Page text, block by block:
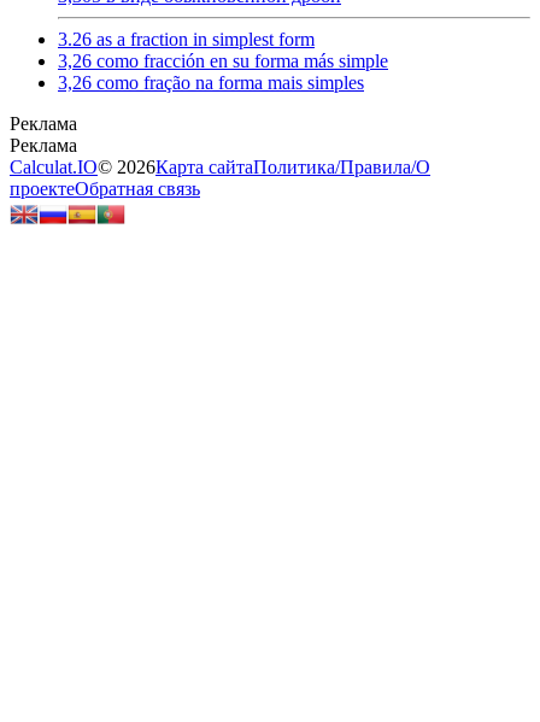
3.26 as a fraction in simplest form
3,26 como fracción en su forma más simple
3,26 como fração na forma mais simples
Calculat.IO© 2026Карта сайтаПолитика/Правила/О
проектеОбратная связь